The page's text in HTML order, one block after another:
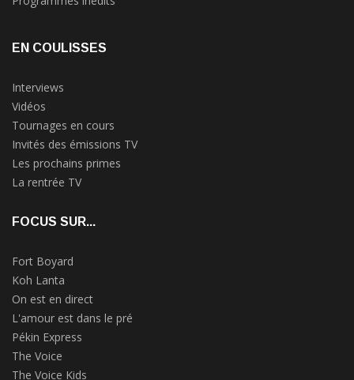
EN COULISSES
Interviews
Vidéos
Tournages en cours
Invités des émissions TV
Les prochains primes
La rentrée TV
FOCUS SUR...
Fort Boyard
Koh Lanta
On est en direct
L'amour est dans le pré
Pékin Express
The Voice
The Voice Kids